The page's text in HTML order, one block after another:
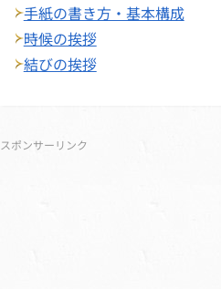
手紙の書き方・基本構成
時候の挨拶
結びの挨拶
サブメニュー
スポンサーリンク